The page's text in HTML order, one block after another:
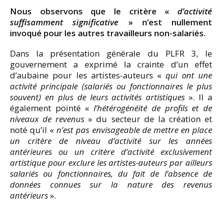
Nous observons que le critère « d’activité
suffisamment significative » n’est nullement
invoqué pour les autres travailleurs non-salariés.
Dans la présentation générale du PLFR 3, le
gouvernement a exprimé la crainte d’un effet
d’aubaine pour les artistes-auteurs «qui ont une
activité principale (salariés ou fonctionnaires le plus
souvent) en plus de leurs activités artistiques». Il a
également pointé «l’hétérogénéité de profils et de
niveaux de revenus » du secteur de la création et
noté qu’il «n’est pas envisageable de mettre en place
un critère de niveau d’activité sur les années
antérieures ou un critère d’activité exclusivement
artistique pour exclure les artistes-auteurs par ailleurs
salariés ou fonctionnaires, du fait de l’absence de
données connues sur la nature des revenus
antérieurs».